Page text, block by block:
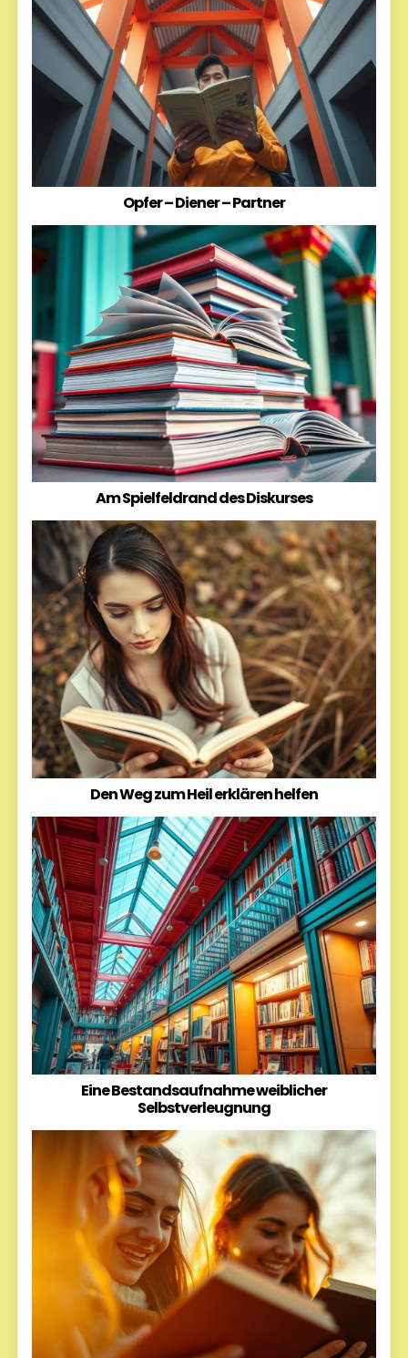
Opfer – Diener – Partner
Am Spielfeldrand des Diskurses
Den Weg zum Heil erklären helfen
Eine Bestandsaufnahme weiblicher
Selbstverleugnung